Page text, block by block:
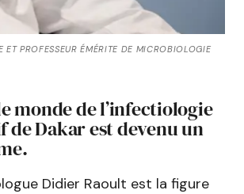
PROFESSEUR ÉMÉRITE DE MICROBIOLOGIE
monde de l’infectiologie
de Dakar est devenu un
Didier Raoult est la figure